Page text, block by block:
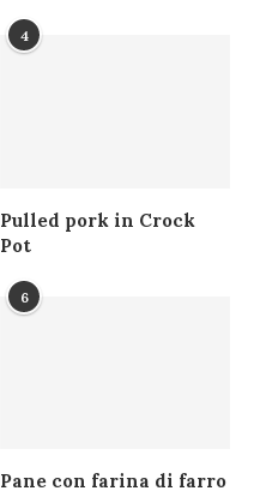
4
Pulled pork in Crock
Pot
6
Pane con farina di farro